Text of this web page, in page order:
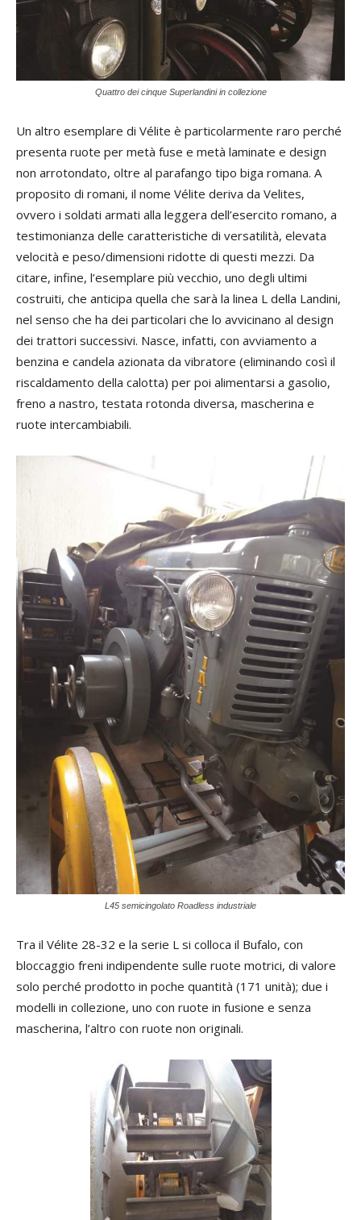
Quattro dei cinque Superlandini in collezione
Un altro esemplare di Vélite è particolarmente raro perché
presenta ruote per metà fuse e metà laminate e design
non arrotondato, oltre al parafango tipo biga romana. A
proposito di romani, il nome Vélite deriva da Velites,
ovvero i soldati armati alla leggera dell’esercito romano, a
testimonianza delle caratteristiche di versatilità, elevata
velocità e peso/dimensioni ridotte di questi mezzi. Da
citare, infine, l’esemplare più vecchio, uno degli ultimi
costruiti, che anticipa quella che sarà la linea L della Landini,
nel senso che ha dei particolari che lo avvicinano al design
dei trattori successivi. Nasce, infatti, con avviamento a
benzina e candela azionata da vibratore (eliminando così il
riscaldamento della calotta) per poi alimentarsi a gasolio,
freno a nastro, testata rotonda diversa, mascherina e
ruote intercambiabili.
L45 semicingolato Roadless industriale
Tra il Vélite 28-32 e la serie L si colloca il Bufalo, con
bloccaggio freni indipendente sulle ruote motrici, di valore
solo perché prodotto in poche quantità (171 unità); due i
modelli in collezione, uno con ruote in fusione e senza
mascherina, l’altro con ruote non originali.